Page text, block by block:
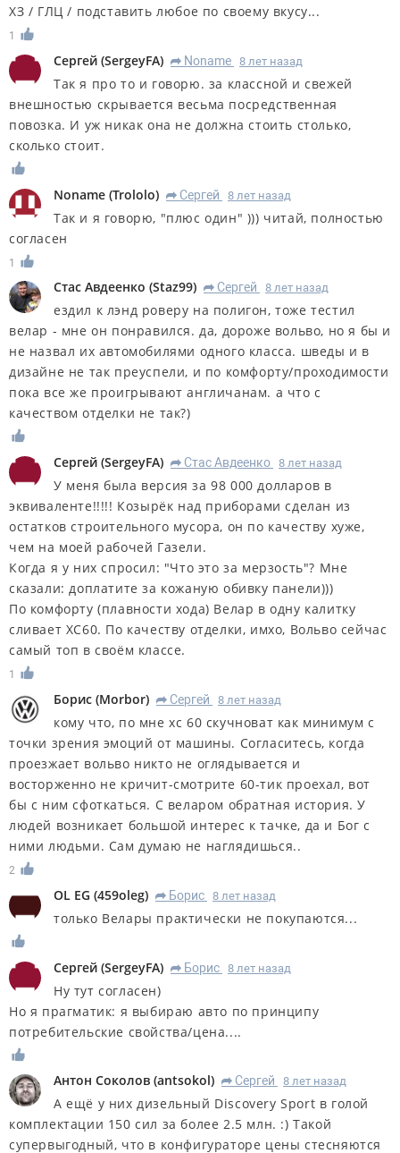
ХЗ / ГЛЦ / подставить любое по своему вкусу...
1
Сергей (SergeyFA) R Noname 8 лет назад
Так я про то и говорю. за классной и свежей
внешностью скрывается весьма посредственная
повозка. И уж никак она не должна стоить столько,
сколько стоит.
Noname (Trololo) R Сергей 8 лет назад
Так и я говорю, "плюс один" ))) читай, полностью
согласен
1
Стас Авдеенко (Staz99) R Сергей 8 лет назад
ездил к лэнд роверу на полигон, тоже тестил
велар - мне он понравился. да, дороже вольво, но я бы и
не назвал их автомобилями одного класса. шведы и в
дизайне не так преуспели, и по комфорту/проходимости
пока все же проигрывают англичанам. а что с
качеством отделки не так?)
Сергей (SergeyFA) R Стас Авдеенко 8 лет назад
У меня была версия за 98 000 долларов в
эквиваленте!!!!! Козырёк над приборами сделан из
остатков строительного мусора, он по качеству хуже,
чем на моей рабочей Газели.
Когда я у них спросил: "Что это за мерзость"? Мне
сказали: доплатите за кожаную обивку панели)))
По комфорту (плавности хода) Велар в одну калитку
сливает ХС60. По качеству отделки, имхо, Вольво сейчас
самый топ в своём классе.
1
Борис (Morbor) R Сергей 8 лет назад
кому что, по мне xc 60 скучноват как минимум с
точки зрения эмоций от машины. Согласитесь, когда
проезжает вольво никто не оглядывается и
восторженно не кричит-смотрите 60-тик проехал, вот
бы с ним сфоткаться. С веларом обратная история. У
людей возникает большой интерес к тачке, да и Бог с
ними людьми. Сам думаю не наглядишься..
2
OL EG (459oleg) R Борис 8 лет назад
только Велары практически не покупаются...
Сергей (SergeyFA) R Борис 8 лет назад
Ну тут согласен)
Но я прагматик: я выбираю авто по принципу
потребительские свойства/цена....
Антон Соколов (antsokol) R Сергей 8 лет назад
А ещё у них дизельный Discovery Sport в голой
комплектации 150 сил за более 2.5 млн. :) Такой
супервыгодный, что в конфигураторе цены стесняются